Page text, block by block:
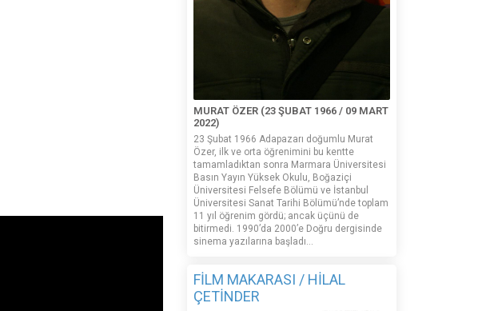
MURAT ÖZER (23 ŞUBAT 1966 / 09 MART
2022)
23 Şubat 1966 Adapazarı doğumlu Murat
Özer, ilk ve orta öğrenimini bu kentte
tamamladıktan sonra Marmara Üniversitesi
Basın Yayın Yüksek Okulu, Boğaziçi
Üniversitesi Felsefe Bölümü ve İstanbul
Üniversitesi Sanat Tarihi Bölümü’nde toplam
11 yıl öğrenim gördü; ancak üçünü de
bitirmedi. 1990’da 2000’e Doğru dergisinde
sinema yazılarına başladı...
FİLM MAKARASI / HİLAL
ÇETİNDER